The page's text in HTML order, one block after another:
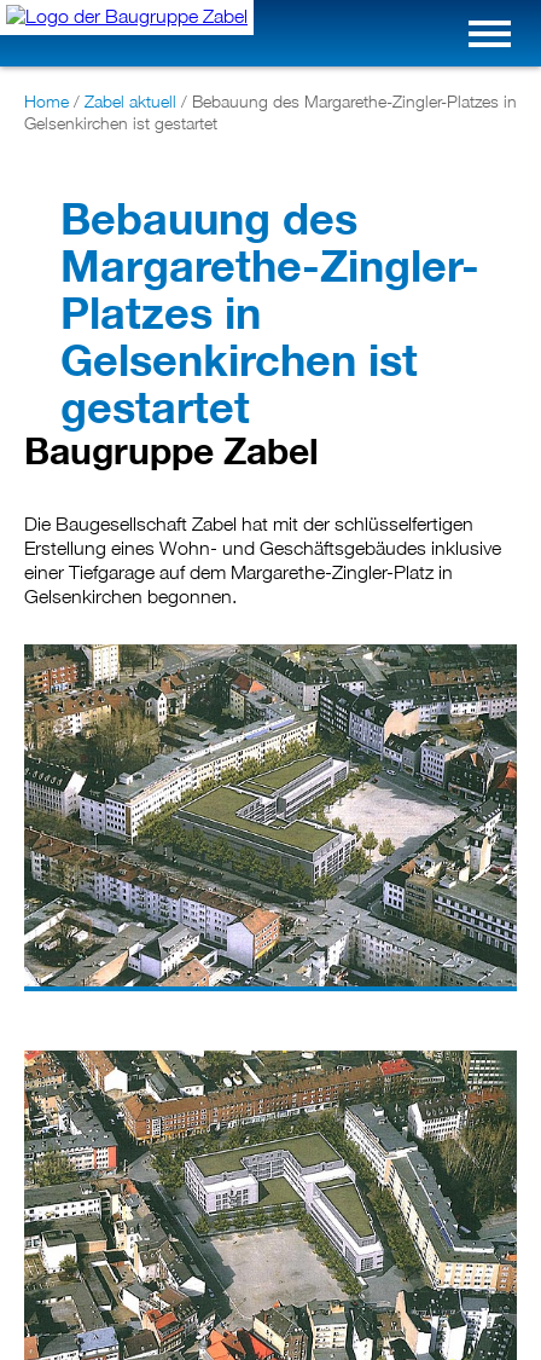
Home / Zabel aktuell / Bebauung des Margarethe-Zingler-Platzes in
Gelsenkirchen ist gestartet
Bebauung des
Margarethe-Zingler-
Platzes in
Gelsenkirchen ist
gestartet
Baugruppe Zabel
Die Baugesellschaft Zabel hat mit der schlüsselfertigen
Erstellung eines Wohn- und Geschäftsgebäudes inklusive
einer Tiefgarage auf dem Margarethe-Zingler-Platz in
Gelsenkirchen begonnen.